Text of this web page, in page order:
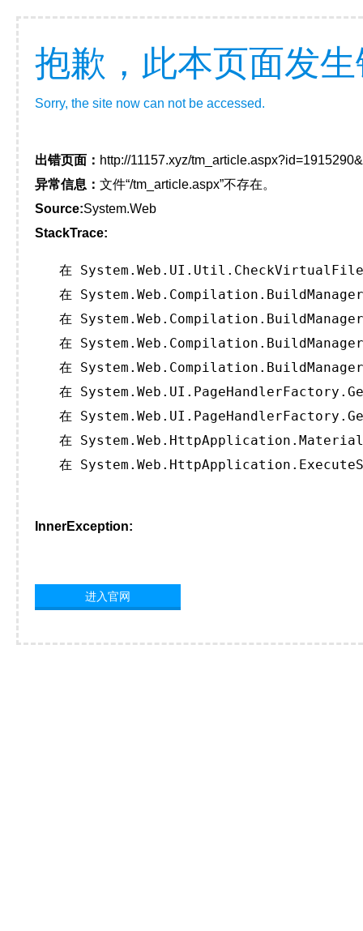
抱歉，此本页面发
Sorry, the site now can not be accessed.
出错页面： http://11157.xyz/
异常信息： 文件“/tm_article.aspx”不存在。
Source:System.Web
StackTrace:
在
在
在
在
在
在
在
在
在
InnerException:
进入官网